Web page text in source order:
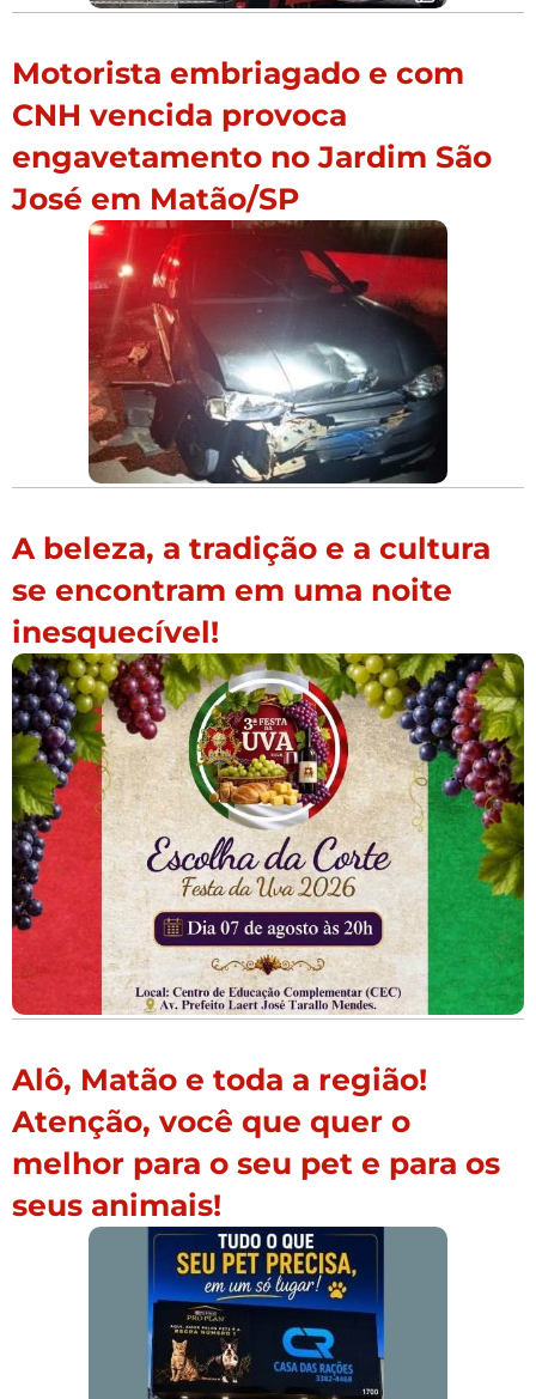
Motorista embriagado e com
CNH vencida provoca
engavetamento no Jardim São
José em Matão/SP
A beleza, a tradição e a cultura
se encontram em uma noite
inesquecível!
Alô, Matão e toda a região!
Atenção, você que quer o
melhor para o seu pet e para os
seus animais!